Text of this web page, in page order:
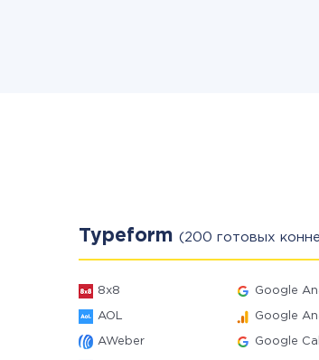
Typeform (200 готовых
8x8 Google
AOL Google
AWeber Google